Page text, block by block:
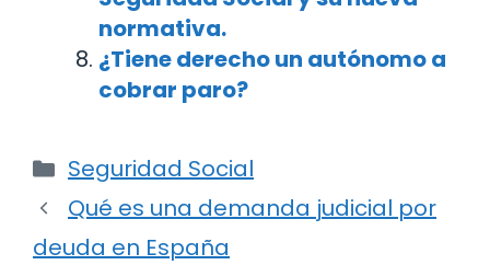
normativa.
¿Tiene derecho un autónomo a
cobrar paro?
Categorías
Seguridad Social
Navegación
de
Qué es una demanda judicial por
deuda en España